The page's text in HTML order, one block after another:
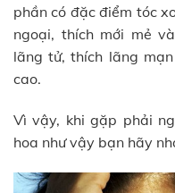
phần có đặc điểm tóc
ngoại, thích mới mẻ
lãng tử, thích lãng
cao.
Vì vậy, khi gặp phải
hoa như vậy bạn hãy